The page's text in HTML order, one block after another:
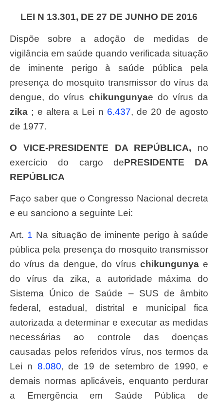
LEI N 13.301, DE 27 DE JUNHO DE 2016
Dispõe sobre a adoção de medidas de
vigilância em saúde quando verificada situação
de iminente perigo à saúde pública pela
presença do mosquito transmissor do vírus da
dengue, do vírus chikungunyae do vírus da
zika ; e altera a Lei n 6.437, de 20 de agosto
de 1977.
O VICE-PRESIDENTE DA REPÚBLICA, no
exercício do cargo dePRESIDENTE DA
REPÚBLICA
Faço saber que o Congresso Nacional decreta
e eu sanciono a seguinte Lei:
Art. 1 Na situação de iminente perigo à saúde
pública pela presença do mosquito transmissor
do vírus da dengue, do víruschikungunya e
do vírus da zika, a autoridade máxima do
Sistema Único de Saúde – SUS de âmbito
federal, estadual, distrital e municipal fica
autorizada a determinar e executar as medidas
necessárias ao controle das doenças
causadas pelos referidos vírus, nos termos da
Lei n 8.080, de 19 de setembro de 1990, e
demais normas aplicáveis, enquanto perdurar
a Emergência em Saúde Pública de